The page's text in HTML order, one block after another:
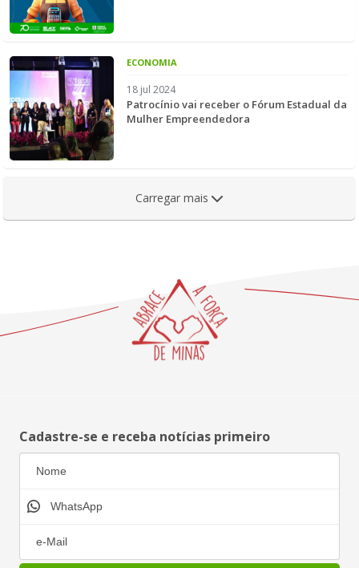
ECONOMIA
18 jul 2024
Patrocínio vai receber o Fórum Estadual da
Mulher Empreendedora
Carregar mais
Cadastre-se e receba notícias primeiro